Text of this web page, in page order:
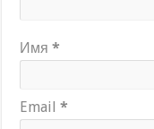
Имя*
Email*